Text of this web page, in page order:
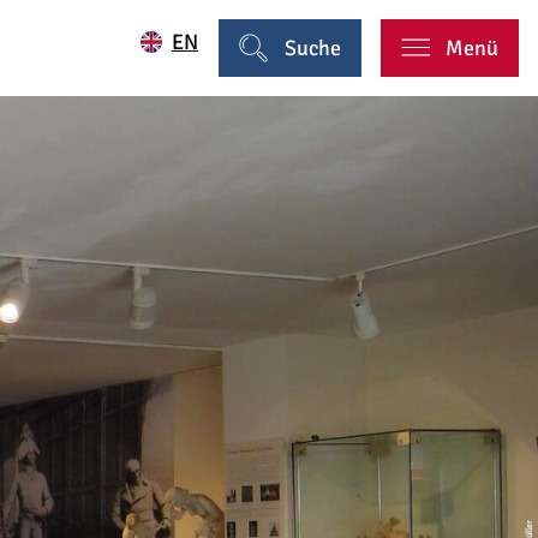
EN Suche Menü